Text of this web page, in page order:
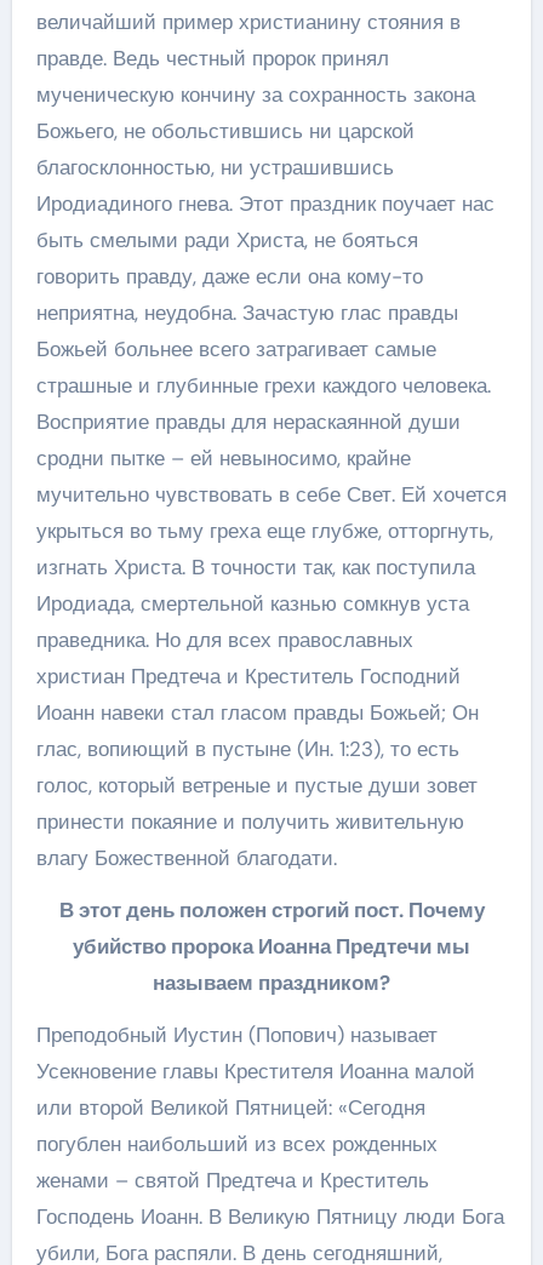
величайший пример христианину стояния в
правде. Ведь честный пророк принял
мученическую кончину за сохранность закона
Божьего, не обольстившись ни царской
благосклонностью, ни устрашившись
Иродиадиного гнева. Этот праздник поучает нас
быть смелыми ради Христа, не бояться
говорить правду, даже если она кому-то
неприятна, неудобна. Зачастую глас правды
Божьей больнее всего затрагивает самые
страшные и глубинные грехи каждого человека.
Восприятие правды для нераскаянной души
сродни пытке – ей невыносимо, крайне
мучительно чувствовать в себе Свет. Ей хочется
укрыться во тьму греха еще глубже, отторгнуть,
изгнать Христа. В точности так, как поступила
Иродиада, смертельной казнью сомкнув уста
праведника. Но для всех православных
христиан Предтеча и Креститель Господний
Иоанн навеки стал гласом правды Божьей; Он
глас, вопиющий в пустыне (Ин. 1:23), то есть
голос, который ветреные и пустые души зовет
принести покаяние и получить живительную
влагу Божественной благодати.
В этот день положен строгий пост. Почему
убийство пророка Иоанна Предтечи мы
называем праздником?
Преподобный Иустин (Попович) называет
Усекновение главы Крестителя Иоанна малой
или второй Великой Пятницей: «Сегодня
погублен наибольший из всех рожденных
женами – святой Предтеча и Креститель
Господень Иоанн. В Великую Пятницу люди Бога
убили, Бога распяли. В день сегодняшний,